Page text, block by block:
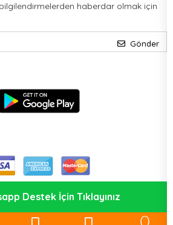
haberdar olmak için
Gönder
Destek İçin Tıklayınız